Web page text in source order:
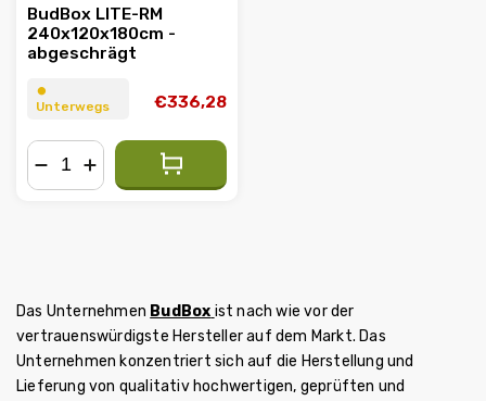
BudBox LITE-RM
240x120x180cm -
abgeschrägt
⏺︎
Unterwegs
€336,28
Das Unternehmen BudBox ist nach wie vor der
vertrauenswürdigste Hersteller auf dem Markt. Das
Unternehmen konzentriert sich auf die Herstellung und
Lieferung von qualitativ hochwertigen, geprüften und